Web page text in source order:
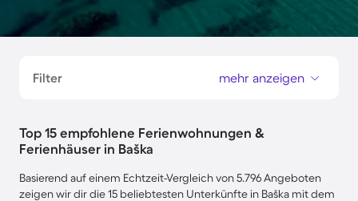
Filter mehr anzeigen
Top 15 empfohlene Ferienwohnungen &
Ferienhäuser in Baška
Basierend auf einem Echtzeit-Vergleich von 5.796 Angeboten
zeigen wir dir die 15 beliebtesten Unterkünfte in Baška mit dem